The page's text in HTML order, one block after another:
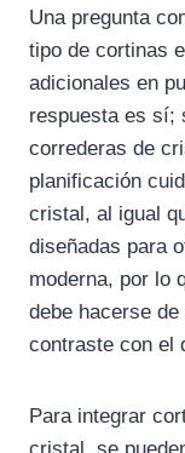
Una pregunta
tipo de cortinas
adicionales en
respuesta es sí;
correderas de
planificación
cristal, al igual
diseñadas para
moderna, por lo
debe hacerse
contraste con el
Para integrar